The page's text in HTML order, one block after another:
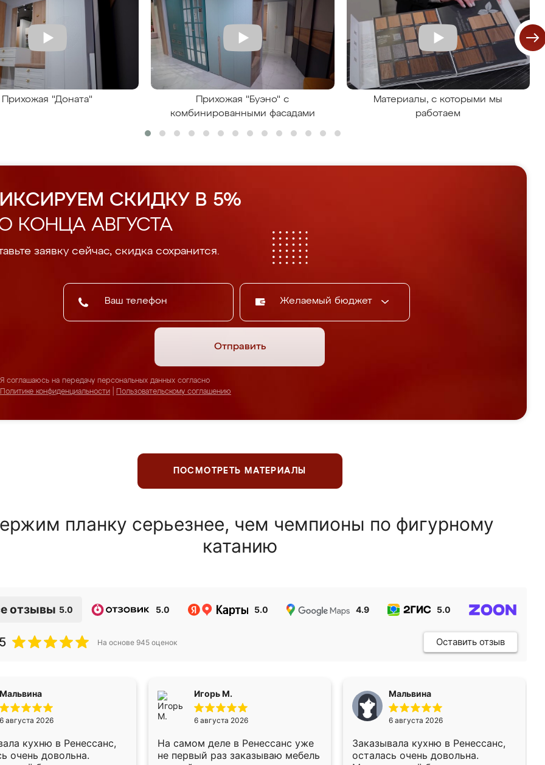
Прихожая "Доната"
Прихожая "Буэно" с
комбинированными фасадами
Материалы, с которыми мы
работаем
СКИДКУ В 5%
КОНЦА АВГУСТА
заявку сейчас, скидка сохранится.
Желаемый бюджет
Отправить
Я соглашаюсь на передачу персональных данных согласно
Политике конфиденциальности
Пользовательскому соглашению
ПОСМОТРЕТЬ МАТЕРИАЛЫ
планку серьезнее, чем чемпионы по фигурному
катанию
отзывы 5.0 5.0 5.0 4.9 5.0
На основе 945 оценок Оставить отзыв
Мальвина
6 августа 2026
кухню в Ренессанс,
очень довольна.
Игорь М.
6 августа 2026
На самом деле в Ренессанс уже
не первый раз заказываю мебель
Мальвина
6 августа 2026
Заказывала кухню в Ренессанс,
осталась очень довольна.